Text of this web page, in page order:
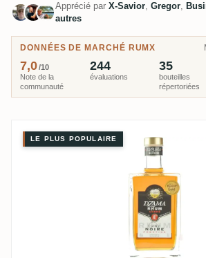
Apprécié par X-Savior, Gregor,
autres
DONNÉES DE MARCHÉ RUMX
Note de la
communauté
7,0/10
évaluations
244
bouteilles
répertoriées
35
Dzama Rhum
LE PLUS POPULAIRE